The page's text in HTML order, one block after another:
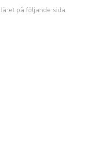
på följande sida.